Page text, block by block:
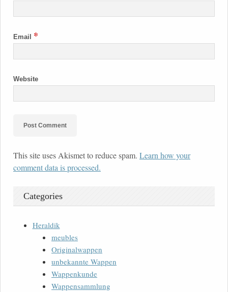
Email *
Website
This site uses Akismet to reduce spam. Learn how your
comment data is processed.
Categories
Heraldik
meubles
Originalwappen
unbekannte Wappen
Wappenkunde
Wappensammlung